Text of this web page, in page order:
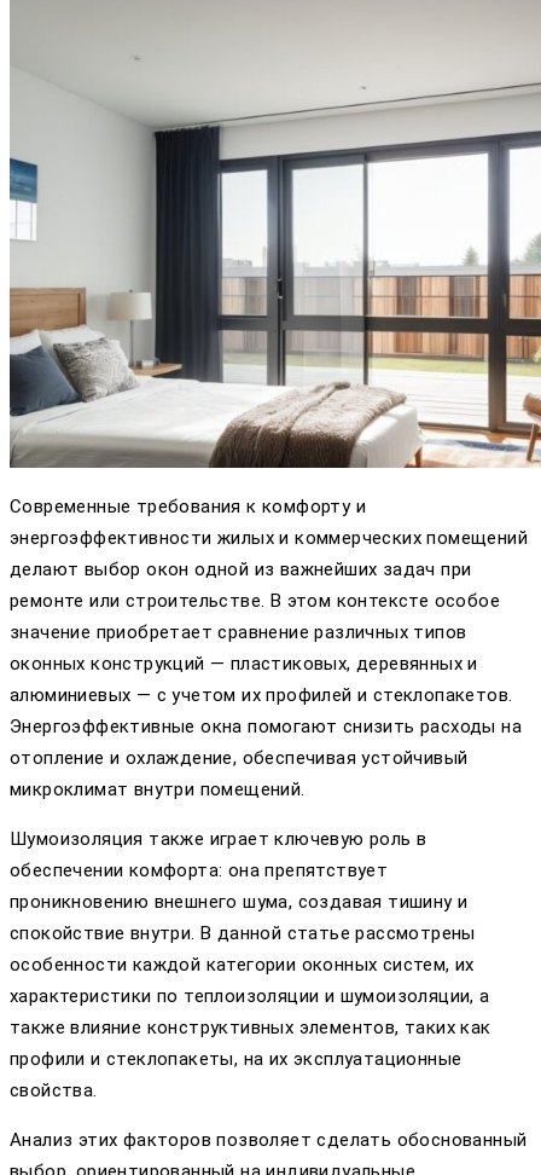
Современные требования к комфорту и
энергоэффективности жилых и коммерческих помещений
делают выбор окон одной из важнейших задач при
ремонте или строительстве. В этом контексте особое
значение приобретает сравнение различных типов
оконных конструкций — пластиковых, деревянных и
алюминиевых — с учетом их профилей и стеклопакетов.
Энергоэффективные окна помогают снизить расходы на
отопление и охлаждение, обеспечивая устойчивый
микроклимат внутри помещений.
Шумоизоляция также играет ключевую роль в
обеспечении комфорта: она препятствует
проникновению внешнего шума, создавая тишину и
спокойствие внутри. В данной статье рассмотрены
особенности каждой категории оконных систем, их
характеристики по теплоизоляции и шумоизоляции, а
также влияние конструктивных элементов, таких как
профили и стеклопакеты, на их эксплуатационные
свойства.
Анализ этих факторов позволяет сделать обоснованный